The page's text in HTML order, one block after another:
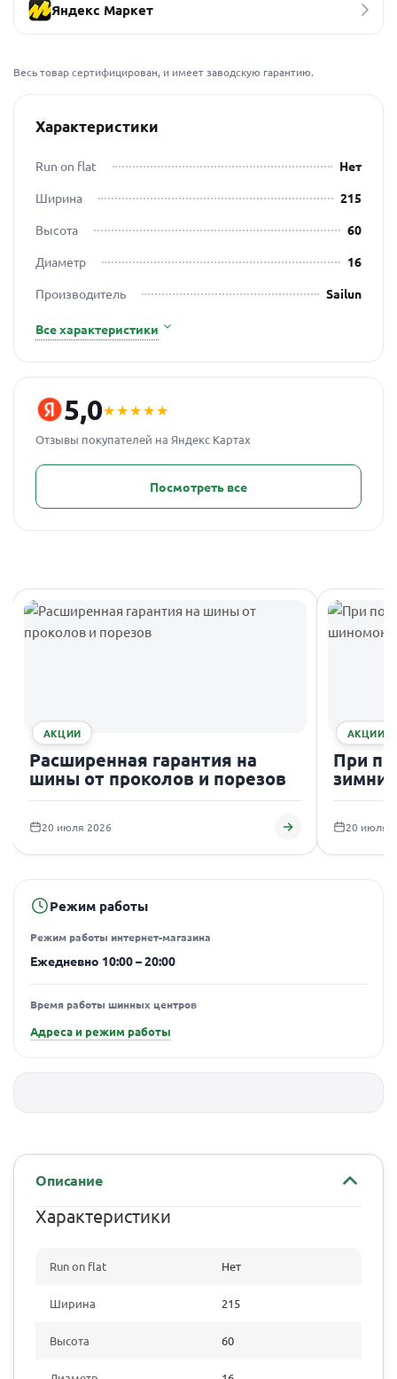
Яндекс Маркет
Весь товар сертифицирован, и имеет заводскую гарантию.
Характеристики
Run on flat
Нет
Ширина
215
Высота
60
Диаметр
16
Производитель
Sailun
Все характеристики
5,0★★★★★
Отзывы покупателей на Яндекс Картах
Посмотреть все
АКЦИИ
Расширенная гарантия на
шины от проколов и порезов
20 июля 2026
АКЦИИ
При
20 июля
Режим работы
Режим работы интернет-магазина
Ежедневно 10:00 – 20:00
Время работы шинных центров
Адреса и режим работы
Описание
Характеристики
Run on flat Нет
Ширина 215
Высота 60